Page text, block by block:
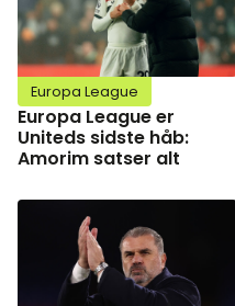
Europa League
Europa League er
Uniteds sidste håb:
Amorim satser alt